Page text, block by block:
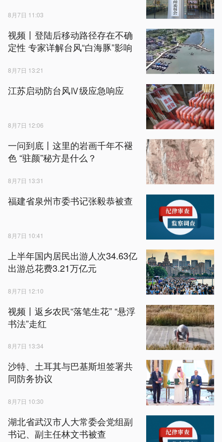
8月7日 11:03
视频丨登陆后移动路径存在不确
定性 专家详解台风“白海豚”影响
8月7日 13:21
江苏启动防台风Ⅳ级应急响应
8月7日 12:06
一问到底丨这里的岩画千年不褪
色 “驻颜”秘方是什么？
8月7日 13:31
福建省泉州市委书记张毅恭被查
8月7日 10:41
上半年国内居民出游人次34.63亿
出游总花费3.21万亿元
8月7日 12:10
视频丨返乡农民“落笔生花” “悬浮
书法”走红
8月7日 13:34
沙特、土耳其与巴基斯坦签署共
同防务协议
8月7日 10:30
湖北省武汉市人大常委会党组副
书记、副主任林文书被查